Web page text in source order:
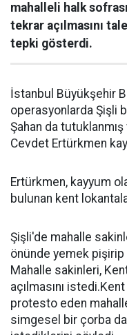
mahalleli halk
tekrar açılmasını
tepki gösterdi.
İstanbul Büyükşehir
operasyonlarda Şişli
Şahan da
Cevdet Ertürkmen
Ertürkmen, kayyum
bulunan kent
Şişli'de mahalle
önünde yemek pişirip
Mahalle sakinleri,
açılmasını istedi.Kent
protesto eden
simgesel bir çorba